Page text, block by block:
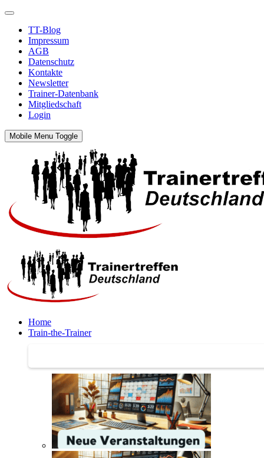
TT-Blog
Impressum
AGB
Datenschutz
Kontakte
Newsletter
Trainer-Datenbank
Mitgliedschaft
Login
Mobile Menu Toggle
Home
Train-the-Trainer